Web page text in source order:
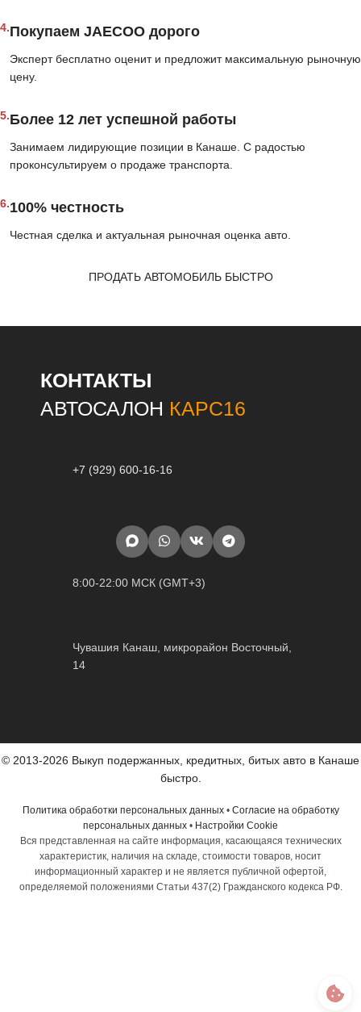
4.Покупаем JAECOO дорого
Эксперт бесплатно оценит и предложит максимальную рыночную
цену.
5.Более 12 лет успешной работы
Занимаем лидирующие позиции в Канаше. С радостью
проконсультируем о продаже транспорта.
6.100% честность
Честная сделка и актуальная рыночная оценка авто.
ПРОДАТЬ АВТОМОБИЛЬ БЫСТРО
КОНТАКТЫ
АВТОСАЛОН КАРС16
+7 (929) 600-16-16
8:00-22:00 МСК (GMT+3)
Чувашия Канаш, микрорайон Восточный,
14
© 2013-2026 Выкуп подержанных, кредитных, битых авто в Канаше
быстро.
Политика обработки персональных данных• Согласие на обработку
персональных данных • Настройки Cookie
Вся представленная на сайте информация, касающаяся технических
характеристик, наличия на складе, стоимости товаров, носит
информационный характер и не является публичной офертой,
определяемой положениями Статьи 437(2) Гражданского кодекса РФ.